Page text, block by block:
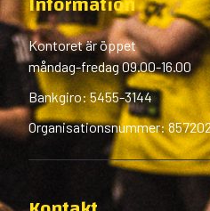
Kontoret är öppet
måndag-fredag 09.00-16.00
Bankgiro: 5455-3144
Organisationsnummer: